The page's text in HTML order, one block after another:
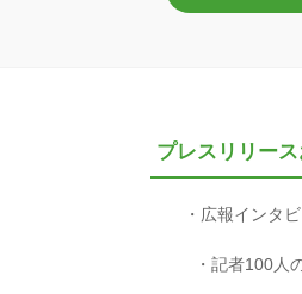
プレスリリー
広報インタ
記者100人